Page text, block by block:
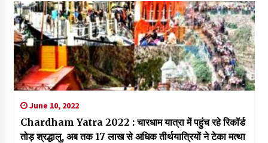
June 10, 2022
Chardham Yatra 2022 : चारधाम यात्रा में पहुंच रहे रिकॉर्ड
तोड़ श्रद्धालु, अब तक 17 लाख से अधिक तीर्थयात्रियों ने टेका मत्था